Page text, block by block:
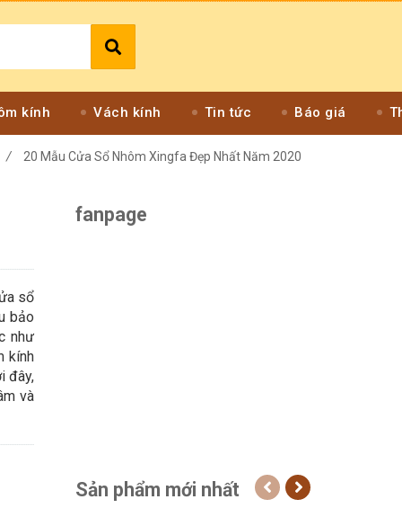
kính Vách kính Tin tức Báo giá
/ 20 Mẫu Cửa Sổ Nhôm Xingfa Đẹp Nhất Năm 2020
sổ
bảo
như
kính
đây,
và
fanpage
Sản phẩm mới nhất